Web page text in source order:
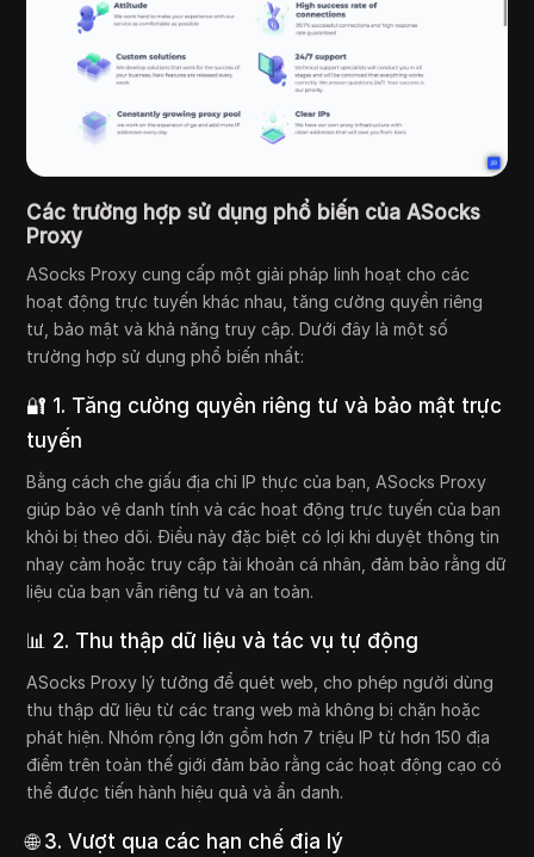
Các trường hợp sử dụng phổ biến của ASocks
Proxy
ASocks Proxy cung cấp một giải pháp linh hoạt cho các
hoạt động trực tuyến khác nhau, tăng cường quyền riêng
tư, bảo mật và khả năng truy cập. Dưới đây là một số
trường hợp sử dụng phổ biến nhất:
🔐 1. Tăng cường quyền riêng tư và bảo mật trực
tuyến
Bằng cách che giấu địa chỉ IP thực của bạn, ASocks Proxy
giúp bảo vệ danh tính và các hoạt động trực tuyến của bạn
khỏi bị theo dõi. Điều này đặc biệt có lợi khi duyệt thông tin
nhạy cảm hoặc truy cập tài khoản cá nhân, đảm bảo rằng dữ
liệu của bạn vẫn riêng tư và an toàn.
📊 2. Thu thập dữ liệu và tác vụ tự động
ASocks Proxy lý tưởng để quét web, cho phép người dùng
thu thập dữ liệu từ các trang web mà không bị chặn hoặc
phát hiện. Nhóm rộng lớn gồm hơn 7 triệu IP từ hơn 150 địa
điểm trên toàn thế giới đảm bảo rằng các hoạt động cạo có
thể được tiến hành hiệu quả và ẩn danh.
🌐 3. Vượt qua các hạn chế địa lý